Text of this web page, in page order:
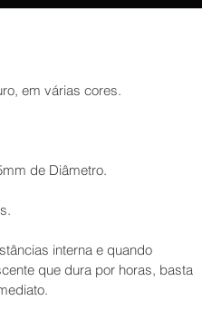
em várias cores.
de Diâmetro.
interna e quando
que dura por horas, basta